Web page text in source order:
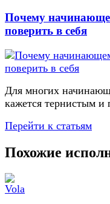
Почему
поверить в себя
Для многих
кажется тернистым
Перейти к статьям
Похожие